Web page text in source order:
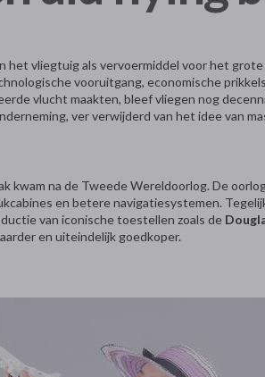
het vliegtuig als vervoermiddel voor het
vooruitgang, economische
vlucht maakten, bleef vliegen nog
ver verwijderd van het idee van
kwam na de Tweede Wereldoorlog. De
en betere navigatiesystemen.
van iconische toestellen zoals de
en uiteindelijk goedkoper.